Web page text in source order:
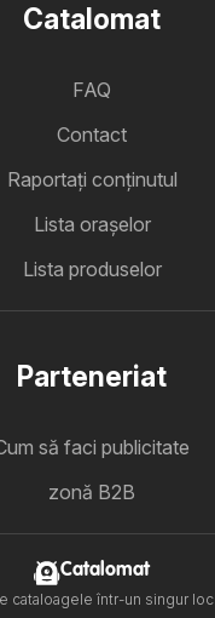
Catalomat
FAQ
Contact
Raportați conținutul
Lista oraşelor
Lista produselor
Parteneriat
să faci publicitate
zonă B2B
Catalomat
cataloagele într-un singur loc